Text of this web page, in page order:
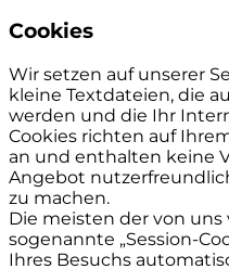
Cookies
Wir setzen auf unserer
kleine Textdateien, die
werden und die Ihr
Cookies richten auf
an und enthalten keine
Angebot
zu machen.
Die meisten der von
sogenannte „Session-
Ihres Besuchs